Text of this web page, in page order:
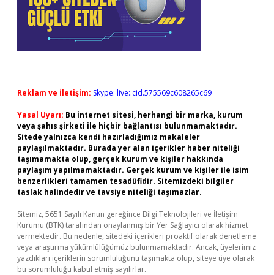
Reklam ve İletişim: Skype: live:.cid.575569c608265c69
Yasal Uyarı: Bu internet sitesi, herhangi bir marka, kurum
veya şahıs şirketi ile hiçbir bağlantısı bulunmamaktadır.
Sitede yalnızca kendi hazırladığımız makaleler
paylaşılmaktadır. Burada yer alan içerikler haber niteliği
taşımamakta olup, gerçek kurum ve kişiler hakkında
paylaşım yapılmamaktadır. Gerçek kurum ve kişiler ile isim
benzerlikleri tamamen tesadüfidir. Sitemizdeki bilgiler
taslak halindedir ve tavsiye niteliği taşımazlar.
Sitemiz, 5651 Sayılı Kanun gereğince Bilgi Teknolojileri ve İletişim
Kurumu (BTK) tarafından onaylanmış bir Yer Sağlayıcı olarak hizmet
vermektedir. Bu nedenle, sitedeki içerikleri proaktif olarak denetleme
veya araştırma yükümlülüğümüz bulunmamaktadır. Ancak, üyelerimiz
yazdıkları içeriklerin sorumluluğunu taşımakta olup, siteye üye olarak
bu sorumluluğu kabul etmiş sayılırlar.